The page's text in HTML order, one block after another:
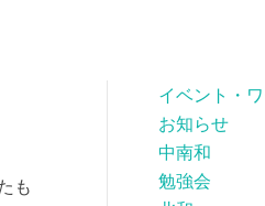
も
イベント・
お知らせ
中南和
勉強会